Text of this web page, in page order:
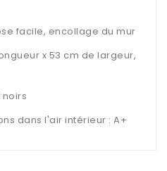
facile, encollage du mur
x 53 cm de largeur,
noirs
dans l'air intérieur : A+